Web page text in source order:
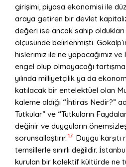
girişimi, piyasa ekonomisi ile
araya getiren bir devlet
değeri ise ancak sahip oldukları
ölçüsünde belirlenmişti.
hislerimiz ile ne yapacağımız ve
engel olup olmayacağı
yılında milliyetçilik ya da
katılacak bir entelektüel olan
kaleme aldığı “İhtiras Nedir?”
Tutkular” ve “Tutkuların
değinir ve duyguların
sorunsallaştırır. 17 Duygu
temsillerle sınırlı değildir.
kurulan bir kolektif kültürde ne